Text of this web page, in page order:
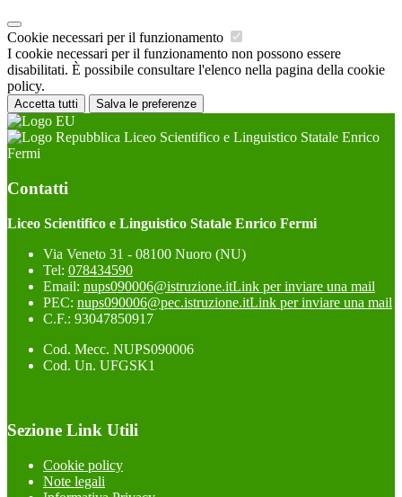
Cookie necessari per il funzionamento
I cookie necessari per il funzionamento non possono essere
disabilitati. È possibile consultare l'elenco nella pagina della cookie
policy.
Accetta tutti Salva le preferenze
Liceo Scientifico e Linguistico Statale Enrico
Fermi
Contatti
Liceo Scientifico e Linguistico Statale Enrico Fermi
Via Veneto 31 - 08100 Nuoro (NU)
Tel: 078434590
Email: nups090006@istruzione.itLink per inviare una mail
PEC: nups090006@pec.istruzione.itLink per inviare una mail
C.F.: 93047850917
Cod. Mecc. NUPS090006
Cod. Un. UFGSK1
Sezione Link Utili
Cookie policy
Note legali